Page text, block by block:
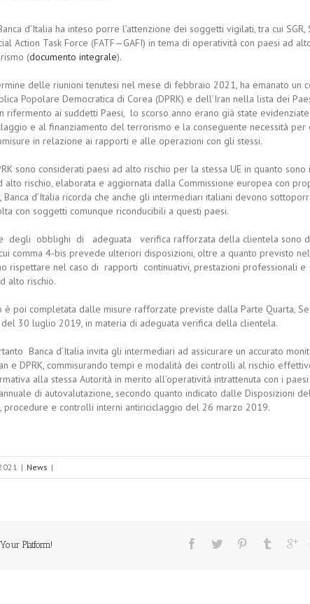
d’Italia ha inteso porre l’attenzione dei soggetti vigilati, tra cui SGR,
Action Task Force (FATF—GAFI) in tema di operatività con paesi ad
(documento integrale).
delle riunioni tenutesi nel mese di febbraio 2021, ha emanato un
Popolare Democratica di Corea (DPRK) e dell’Iran nella lista dei
rifermento ai suddetti Paesi, lo scorso anno erano già state
e al finanziamento del terrorismo e la conseguente necessità
in relazione ai rapporti e alle operazioni con gli stessi.
sono considerati paesi ad alto rischio per la stessa UE in quanto sono
alto rischio, elaborata e aggiornata dalla Commissione europea con
Banca d’Italia ricorda che anche gli intermediari italiani devono
con soggetti comunque riconducibili a questi paesi.
degli obblighi di adeguata verifica rafforzata della clientela sono
comma 4-bis prevede ulteriori disposizioni, oltre a quanto previsto
rispettare nel caso di rapporti continuativi, prestazioni professionali
alto rischio.
è poi completata dalle misure rafforzate previste dalla Parte Quarta,
del 30 luglio 2019, in materia di adeguata verifica della clientela.
Banca d’Italia invita gli intermediari ad assicurare un accurato
e DPRK, commisurando tempi e modalità dei controlli al rischio
alla stessa Autorità in merito all’operatività intrattenuta con i
di autovalutazione, secondo quanto indicato dalle Disposizioni
procedure e controlli interni antiriciclaggio del 26 marzo 2019.
| News |
Platform!